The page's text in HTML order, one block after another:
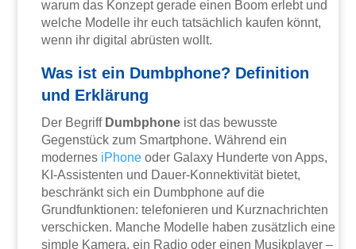
warum das Konzept gerade einen Boom erlebt und
welche Modelle ihr euch tatsächlich kaufen könnt,
wenn ihr digital abrüsten wollt.
Was ist ein Dumbphone? Definition
und Erklärung
Der Begriff Dumbphone ist das bewusste
Gegenstück zum Smartphone. Während ein
modernes iPhone oder Galaxy Hunderte von Apps,
KI-Assistenten und Dauer-Konnektivität bietet,
beschränkt sich ein Dumbphone auf die
Grundfunktionen: telefonieren und Kurznachrichten
verschicken. Manche Modelle haben zusätzlich eine
simple Kamera, ein Radio oder einen Musikplayer –